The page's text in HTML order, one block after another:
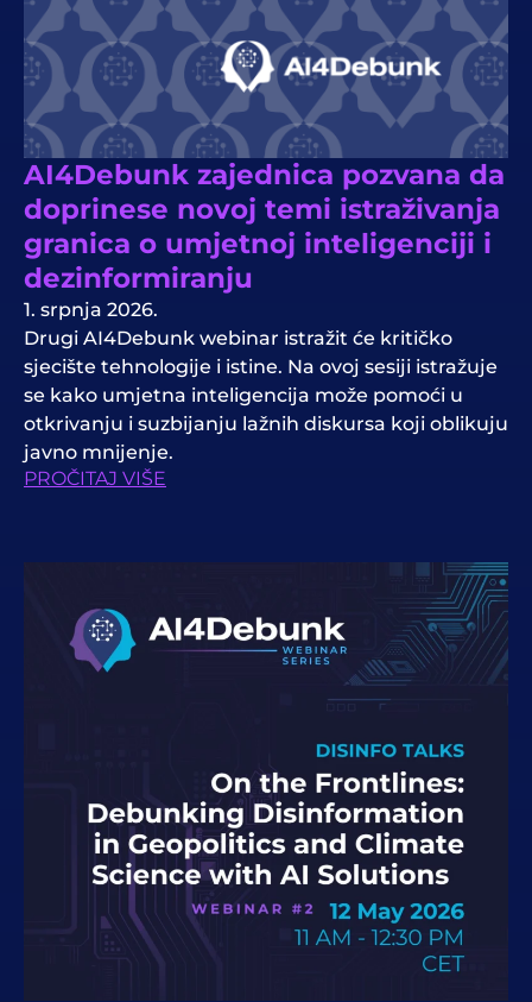
AI4Debunk zajednica pozvana da
doprinese novoj temi istraživanja
granica o umjetnoj inteligenciji i
dezinformiranju
1. srpnja 2026.
Drugi AI4Debunk webinar istražit će kritičko
sjecište tehnologije i istine. Na ovoj sesiji istražuje
se kako umjetna inteligencija može pomoći u
otkrivanju i suzbijanju lažnih diskursa koji oblikuju
javno mnijenje.
PROČITAJ VIŠE